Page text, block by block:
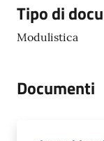
PNRR
I
Borghi
Descrizione
Tipo di
Modulistica
Documenti